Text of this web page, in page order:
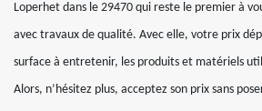
Loperhet dans le 29470 qui reste le premier à
avec travaux de qualité. Avec elle, votre prix
surface à entretenir, les produits et matériels
Alors, n’hésitez plus, acceptez son prix sans